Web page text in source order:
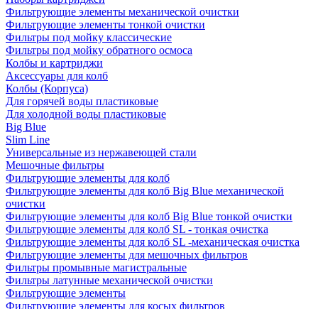
Фильтрующие элементы механической очистки
Фильтрующие элементы тонкой очистки
Фильтры под мойку классические
Фильтры под мойку обратного осмоса
Колбы и картриджи
Аксессуары для колб
Колбы (Корпуса)
Для горячей воды пластиковые
Для холодной воды пластиковые
Big Blue
Slim Line
Универсальные из нержавеющей стали
Мешочные фильтры
Фильтрующие элементы для колб
Фильтрующие элементы для колб Big Blue механической
очистки
Фильтрующие элементы для колб Big Blue тонкой очистки
Фильтрующие элементы для колб SL - тонкая очистка
Фильтрующие элементы для колб SL -механическая очистка
Фильтрующие элементы для мешочных фильтров
Фильтры промывные магистральные
Фильтры латунные механической очистки
Фильтрующие элементы
Фильтрующие элементы для косых фильтров